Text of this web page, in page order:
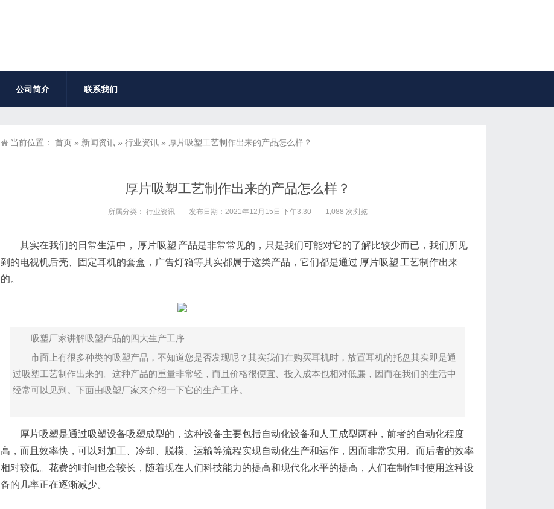
公司简介 联系我们
当前位置： 首页 » 新闻资讯 » 行业资讯 » 厚片吸塑工艺制作出来的产品怎么样？
厚片吸塑工艺制作出来的产品怎么样？
所属分类： 行业资讯 发布日期：2021年12月15日 下午3:30 1,088 次浏览
其实在我们的日常生活中， 厚片吸塑 产品是非常常见的，只是我们可能对它的了解比较少而已，我们所见
到的电视机后壳、固定耳机的套盒，广告灯箱等其实都属于这类产品，它们都是通过 厚片吸塑 工艺制作出来
的。
吸塑厂家讲解吸塑产品的四大生产工序
市面上有很多种类的吸塑产品，不知道您是否发现呢？其实我们在购买耳机时，放置耳机的托盘其实即是通
过吸塑工艺制作出来的。这种产品的重量非常轻，而且价格很便宜、投入成本也相对低廉，因而在我们的生活中
经常可以见到。下面由吸塑厂家来介绍一下它的生产工序。
厚片吸塑是通过吸塑设备吸塑成型的，这种设备主要包括自动化设备和人工成型两种，前者的自动化程度
高，而且效率快，可以对加工、冷却、脱模、运输等流程实现自动化生产和运作，因而非常实用。而后者的效率
相对较低。花费的时间也会较长，随着现在人们科技能力的提高和现代化水平的提高，人们在制作时使用这种设
备的几率正在逐渐减少。